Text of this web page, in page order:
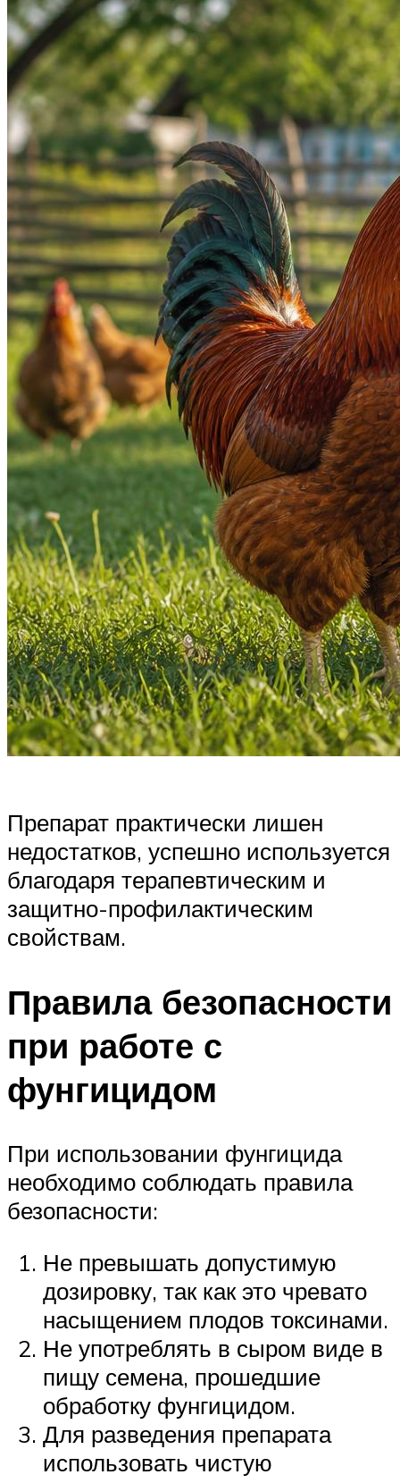
Препарат практически лишен
недостатков, успешно используется
благодаря терапевтическим и
защитно-профилактическим
свойствам.
Правила безопасности
при работе с
фунгицидом
При использовании фунгицида
необходимо соблюдать правила
безопасности:
Не превышать допустимую
дозировку, так как это чревато
насыщением плодов токсинами.
Не употреблять в сыром виде в
пищу семена, прошедшие
обработку фунгицидом.
Для разведения препарата
использовать чистую